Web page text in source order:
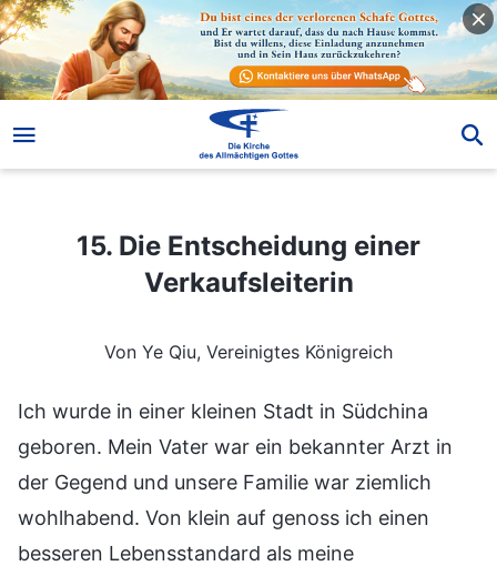
15. Die Entscheidung einer Verkaufsleiterin
15. Die Entscheidung einer
Verkaufsleiterin
Von Ye Qiu, Vereinigtes Königreich
Ich wurde in einer kleinen Stadt in Südchina
geboren. Mein Vater war ein bekannter Arzt in
der Gegend und unsere Familie war ziemlich
wohlhabend. Von klein auf genoss ich einen
besseren Lebensstandard als meine